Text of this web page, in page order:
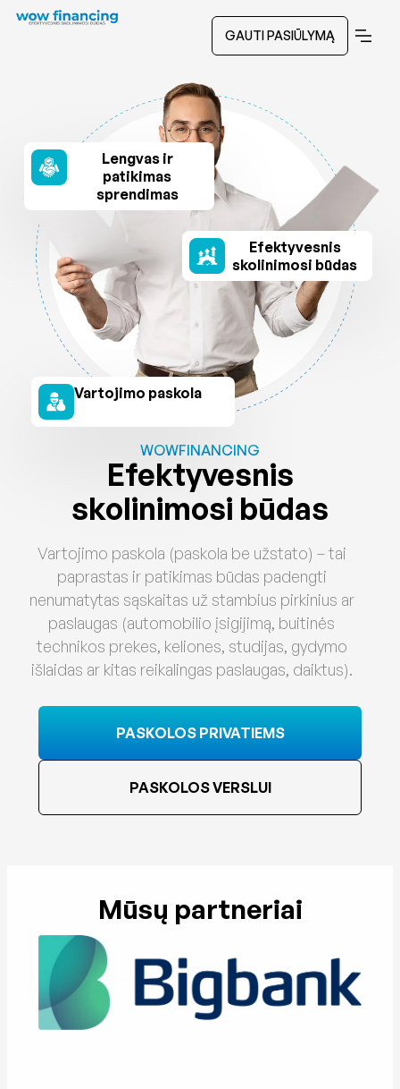
GAUTI PASIŪLYMĄ
WOWFINANCING
Efektyvesnis
skolinimosi būdas
Vartojimo paskola (paskola be užstato) – tai
paprastas ir patikimas būdas padengti
nenumatytas sąskaitas už stambius pirkinius ar
paslaugas (automobilio įsigijimą, buitinės
technikos prekes, keliones, studijas, gydymo
išlaidas ar kitas reikalingas paslaugas, daiktus).
PASKOLOS PRIVATIEMS
PASKOLOS VERSLUI
Lengvas ir
patikimas
sprendimas
Efektyvesnis
skolinimosi būdas
Vartojimo paskola
Mūsų partneriai